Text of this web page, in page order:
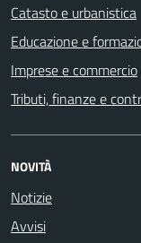
Catasto e urbanistica
Educazione e
Imprese e commercio
Tributi, finanze e
NOVITÀ
Notizie
Avvisi